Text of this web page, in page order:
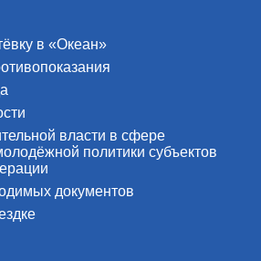
в «Океан»
власти в сфере
политики субъектов
документов